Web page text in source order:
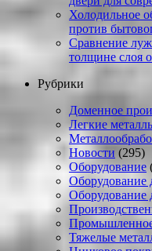
Холодильное
против
Сравнение
толщине слоя
Рубрики
Доменное
Легкие
Новости (295)
Оборудование
Оборудование
Оборудование
Тяжелые